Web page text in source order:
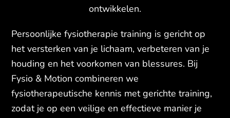
ontwikkelen.
Persoonlijke fysiotherapie training is gericht op
het versterken van je lichaam, verbeteren van je
houding en het voorkomen van blessures. Bij
Fysio & Motion combineren we
fysiotherapeutische kennis met gerichte training,
zodat je op een veilige en effectieve manier je